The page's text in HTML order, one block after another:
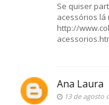
Se quiser
acessórios lá
http://
Ana Laura
13 de agosto